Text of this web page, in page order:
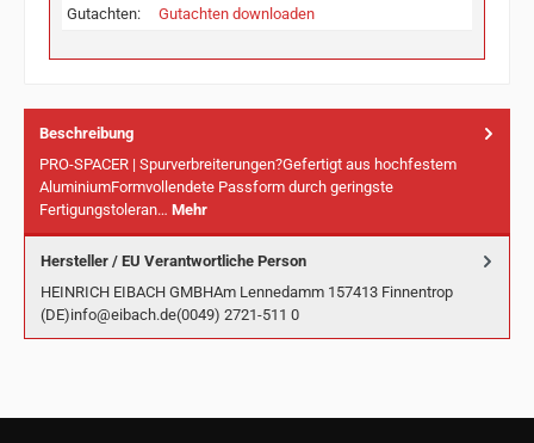
Gutachten: Gutachten downloaden
Beschreibung
PRO-SPACER | Spurverbreiterungen?Gefertigt aus hochfestem
AluminiumFormvollendete Passform durch geringste
Fertigungstoleran… Mehr
Hersteller / EU Verantwortliche Person
HEINRICH EIBACH GMBHAm Lennedamm 157413 Finnentrop
(DE)info@eibach.de(0049) 2721-511 0